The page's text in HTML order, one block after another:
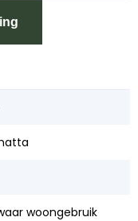
woongebruik